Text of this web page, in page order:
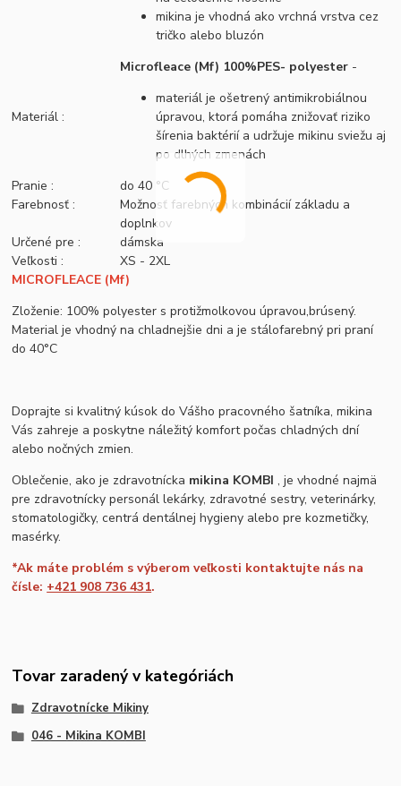
mikina je vhodná ako vrchná vrstva cez
tričko alebo bluzón
Materiál :
Microfleace (Mf) 100%PES- polyester -
materiál je ošetrený antimikrobiálnou
úpravou, ktorá pomáha znižovať riziko
šírenia baktérií a udržuje mikinu sviežu aj
po dlhých zmenách
Pranie :
do 40 °C
Farebnosť :
Možnosť farebných kombinácií základu a
doplnkov
Určené pre :
dámska
Veľkosti :
XS - 2XL
MICROFLEACE (Mf)
Zloženie: 100% polyester s protižmolkovou úpravou,brúsený.
Material je vhodný na chladnejšie dni a je stálofarebný pri praní
do 40°C
Doprajte si kvalitný kúsok do Vášho pracovného šatníka, mikina
Vás zahreje a poskytne náležitý komfort počas chladných dní
alebo nočných zmien.
Oblečenie, ako je zdravotnícka mikina KOMBI , je vhodné najmä
pre zdravotnícky personál lekárky, zdravotné sestry, veterinárky,
stomatologičky, centrá dentálnej hygieny alebo pre kozmetičky,
masérky.
*Ak máte problém s výberom veľkosti kontaktujte nás na
čísle: +421 908 736 431.
Tovar zaradený v kategóriách
Zdravotnícke Mikiny
046 - Mikina KOMBI